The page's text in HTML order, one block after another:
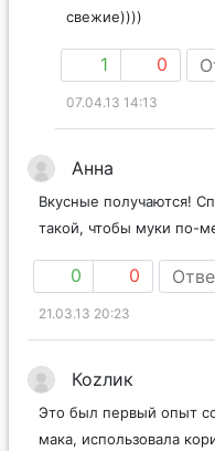
свежие))))
1 0
07.04.13 14:13
Анна
Вкусные получаются!
такой, чтобы муки по-
0 0
21.03.13 20:23
Коzлик
Это был первый опыт
мака, использовала